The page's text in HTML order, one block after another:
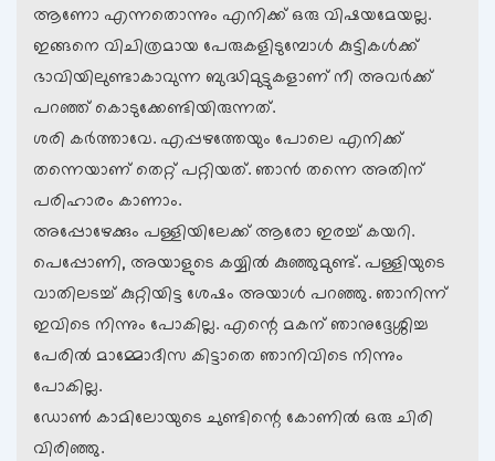
ആണോ എന്നതൊന്നും എനിക്ക് ഒരു വിഷയമേയല്ല.
ഇങ്ങനെ വിചിത്രമായ പേരുകളിടുമ്പോള്‍‍ കുട്ടികള്‍ക്ക്
ഭാവിയിലുണ്ടാകാവുന്ന ബുദ്ധിമുട്ടുകളാണ് നീ അവര്‍ക്ക്
പറഞ്ഞ് കൊടുക്കേണ്ടിയിരുന്നത്.
ശരി കര്‍ത്താവേ. എപ്പഴത്തേയും പോലെ എനിക്ക്
തന്നെയാണ് തെറ്റ് പറ്റിയത്. ഞാന്‍ തന്നെ അതിന്
പരിഹാരം കാണാം.
അപ്പോഴേക്കും പള്ളിയിലേക്ക് ആരോ ഇരച്ച് കയറി.
പെപ്പോണി, അയാളുടെ കയ്യില്‍ കുഞ്ഞുമുണ്ട്. പള്ളിയുടെ
വാതിലടച്ച് കുറ്റിയിട്ട ശേഷം അയാള്‍ പറഞ്ഞു. ഞാനിന്ന്
ഇവിടെ നിന്നും പോകില്ല. എന്റെ മകന് ഞാനുദ്ദേശ്ശിച്ച
പേരില്‍ മാമ്മോദീസ കിട്ടാതെ ഞാനിവിടെ നിന്നും
പോകില്ല.
ഡോണ്‍ കാമിലോയുടെ ചുണ്ടിന്റെ കോണില്‍ ഒരു ചിരി
വിരിഞ്ഞു.